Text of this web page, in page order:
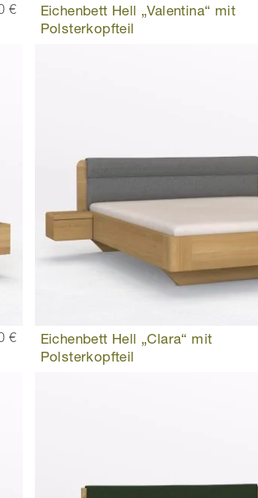
€
Eichenbett Hell „Valentina“ mit
Polsterkopfteil
€
Eichenbett Hell „Clara“ mit
Polsterkopfteil